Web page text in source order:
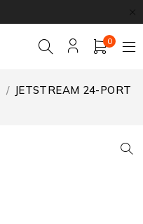
0
/ JETSTREAM 24-PORT